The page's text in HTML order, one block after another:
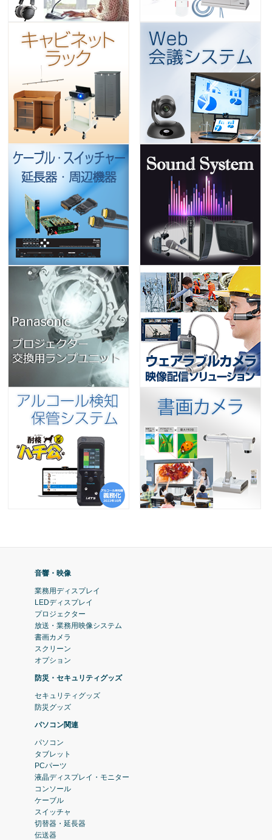
音響・映像
業務用ディスプレイ
LEDディスプレイ
プロジェクター
放送・業務用映像システム
書画カメラ
スクリーン
オプション
防災・セキュリティグッズ
セキュリティグッズ
防災グッズ
パソコン関連
パソコン
タブレット
PCパーツ
液晶ディスプレイ・モニター
コンソール
ケーブル
スイッチャ
切替器・延長器
伝送器